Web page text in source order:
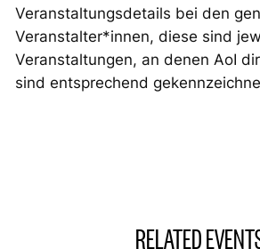
Veranstaltungsdetails bei den
Veranstalter*innen, diese sind
Veranstaltungen, an denen AoI
sind entsprechend
RELATED